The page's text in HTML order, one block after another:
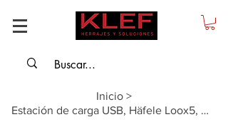
Inicio >
Estación de carga USB, Häfele Loox5, USB-A / USB-C, 12 V